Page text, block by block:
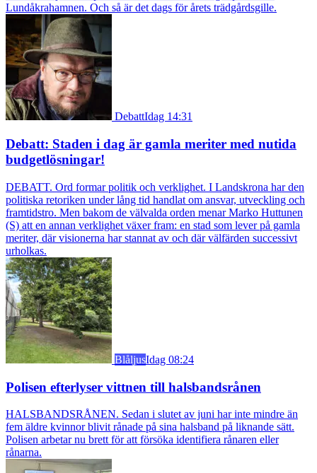
Lundåkrahamnen. Och så är det dags för årets trädgårdsgille.
DebattIdag 14:31
Debatt: Staden i dag är gamla meriter med nutida
budgetlösningar!
DEBATT. Ord formar politik och verklighet. I Landskrona har den
politiska retoriken under lång tid handlat om ansvar, utveckling och
framtidstro. Men bakom de välvalda orden menar Marko Huttunen
(S) att en annan verklighet växer fram: en stad som lever på gamla
meriter, där visionerna har stannat av och där välfärden successivt
urholkas.
BlåljusIdag 08:24
Polisen efterlyser vittnen till halsbandsrånen
HALSBANDSRÅNEN. Sedan i slutet av juni har inte mindre än
fem äldre kvinnor blivit rånade på sina halsband på liknande sätt.
Polisen arbetar nu brett för att försöka identifiera rånaren eller
rånarna.